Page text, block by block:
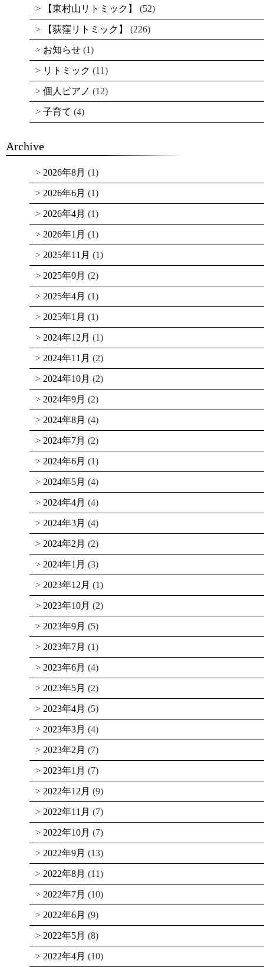
【東村山リトミック】 (52)
【荻窪リトミック】 (226)
お知らせ (1)
リトミック (11)
個人ピアノ (12)
子育て (4)
Archive
2026年8月 (1)
2026年6月 (1)
2026年4月 (1)
2026年1月 (1)
2025年11月 (1)
2025年9月 (2)
2025年4月 (1)
2025年1月 (1)
2024年12月 (1)
2024年11月 (2)
2024年10月 (2)
2024年9月 (2)
2024年8月 (4)
2024年7月 (2)
2024年6月 (1)
2024年5月 (4)
2024年4月 (4)
2024年3月 (4)
2024年2月 (2)
2024年1月 (3)
2023年12月 (1)
2023年10月 (2)
2023年9月 (5)
2023年7月 (1)
2023年6月 (4)
2023年5月 (2)
2023年4月 (5)
2023年3月 (4)
2023年2月 (7)
2023年1月 (7)
2022年12月 (9)
2022年11月 (7)
2022年10月 (7)
2022年9月 (13)
2022年8月 (11)
2022年7月 (10)
2022年6月 (9)
2022年5月 (8)
2022年4月 (10)